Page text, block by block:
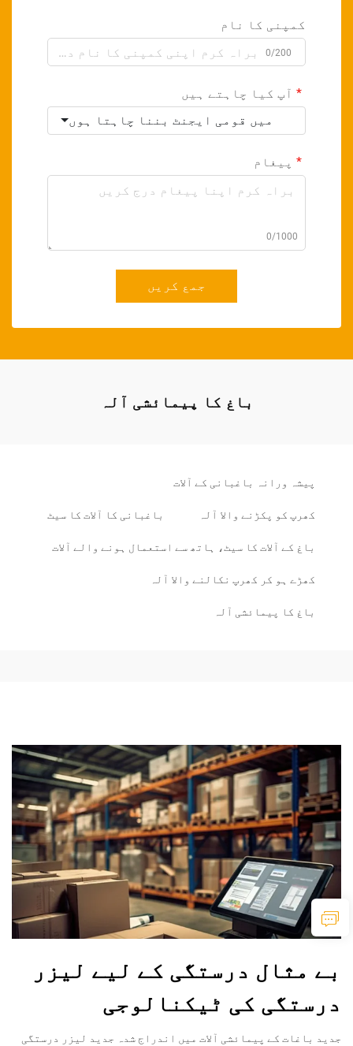
کمپنی کا نام
0/200
آپ کیا چاہتے ہیں
میں قومی ایجنٹ بننا چاہتا ہوں
پیغام
0/1000
جمع کریں
باغ کا پیمائشی آلہ
پیشہ ورانہ باغبانی کے آلات
کھرپ کو پکڑنے والا آلہ باغبانی کا آلات کا سیٹ
باغ کے آلات کا سیٹ، ہاتھ سے استعمال ہونے والے آلات
کھڑے ہو کر کھرپ نکالنے والا آلہ
باغ کا پیمائشی آلہ
بے مثال درستگی کے لیے لیزر
درستگی کی ٹیکنالوجی
جدید باغات کے پیمائشی آلات میں اندراج شدہ جدید لیزر درستگی